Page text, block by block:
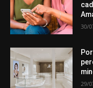
30/
29/